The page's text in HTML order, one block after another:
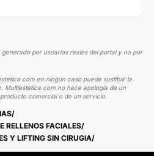
por usuarios reales del portal y no por
en ningún caso puede sustituir la
Multiestetica.com no hace apología de un
comercial o de un servicio.
RELLENOS FACIALES
Y LIFTING SIN CIRUGIA